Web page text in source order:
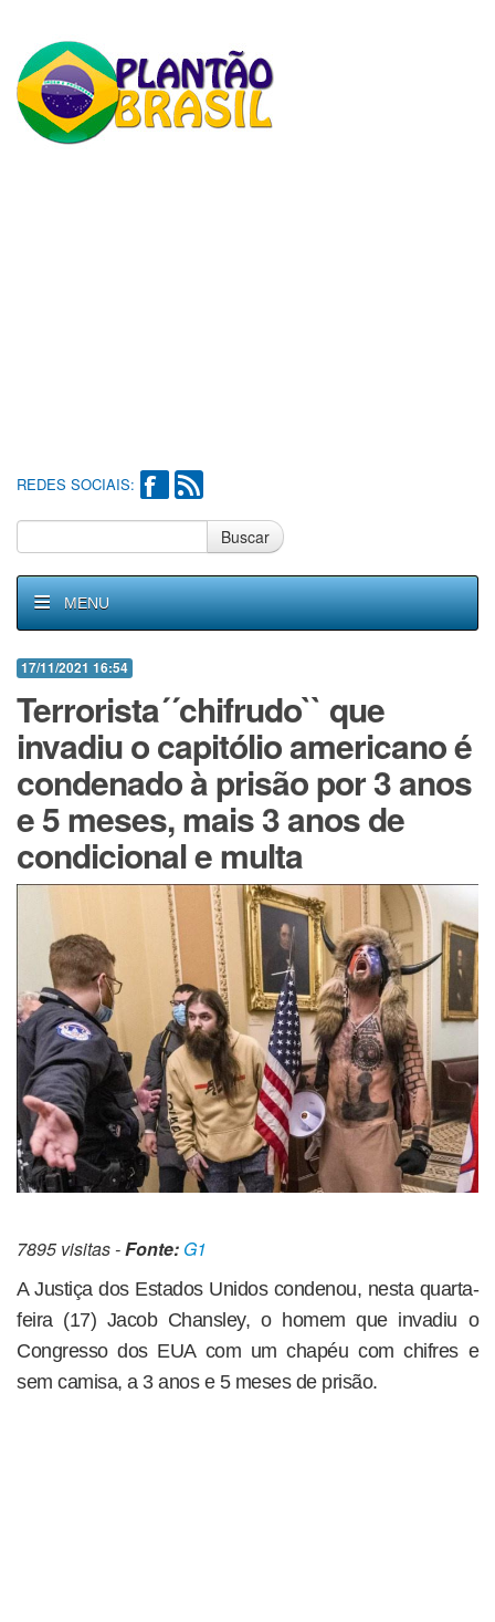
REDES SOCIAIS:
Buscar
MENU
17/11/2021 16:54
Terrorista´´chifrudo`` que
invadiu o capitólio americano é
condenado à prisão por 3 anos
e 5 meses, mais 3 anos de
condicional e multa
7895 visitas -Fonte: G1
A Justiça dos Estados Unidos condenou, nesta quarta-
feira (17) Jacob Chansley, o homem que invadiu o
Congresso dos EUA com um chapéu com chifres e
sem camisa, a 3 anos e 5 meses de prisão.